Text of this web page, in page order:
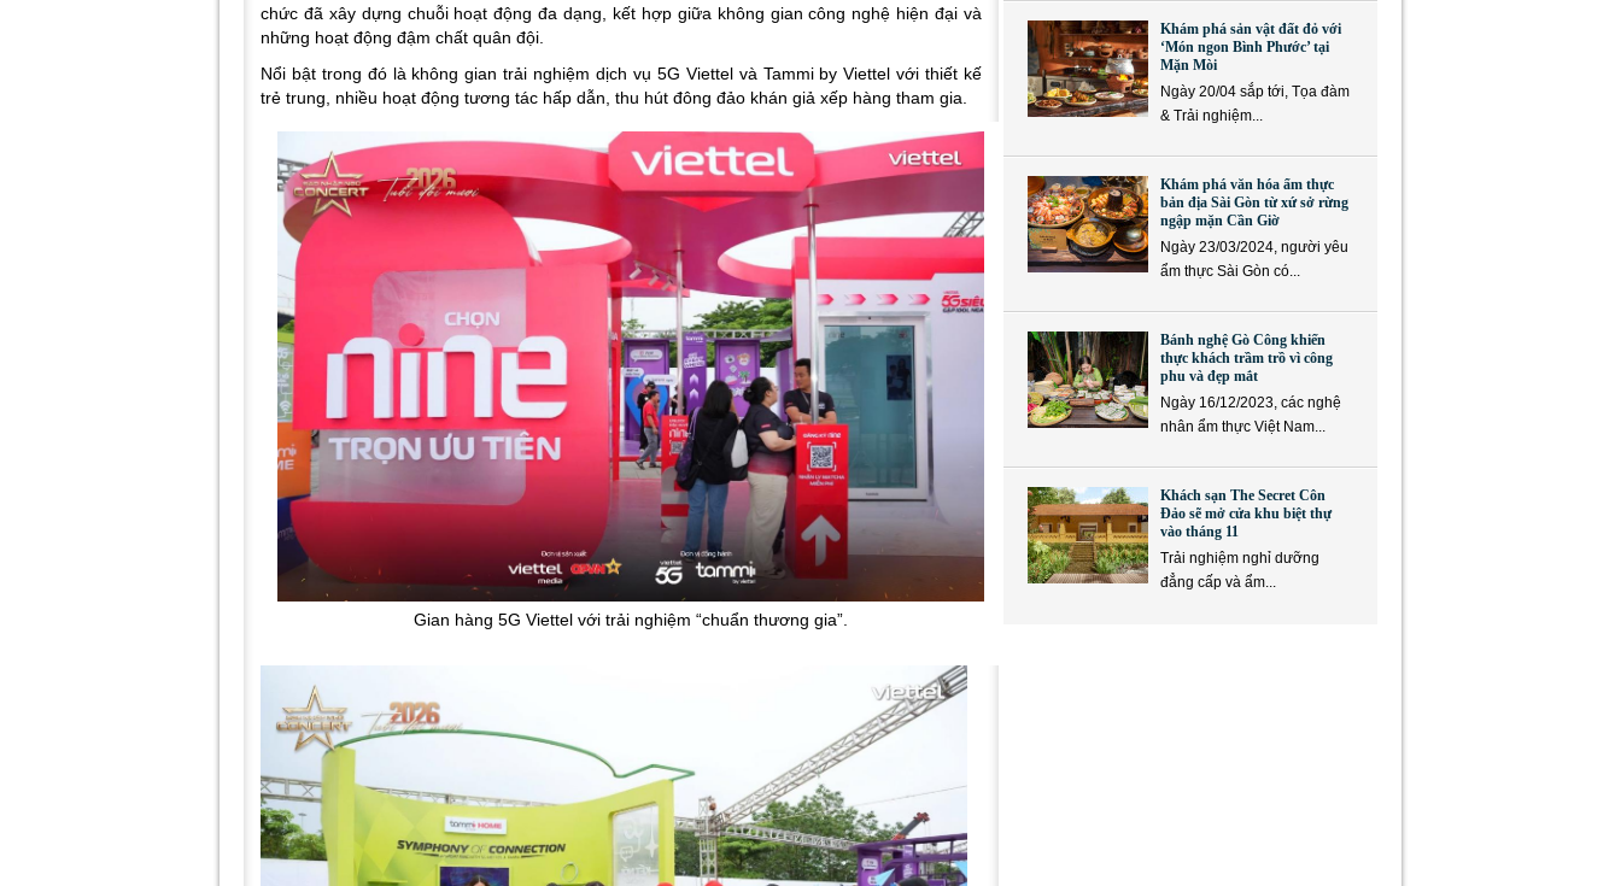
chức đã xây dựng chuỗi hoạt động đa dạng, kết hợp giữa không gian công nghệ hiện đại và
những hoạt động đậm chất quân đội.
Nổi bật trong đó là không gian trải nghiệm dịch vụ 5G Viettel và Tammi by Viettel với thiết kế
trẻ trung, nhiều hoạt động tương tác hấp dẫn, thu hút đông đảo khán giả xếp hàng tham gia.
Gian hàng 5G Viettel với trải nghiệm “chuẩn thương gia”.
Khám phá sản vật đất đỏ với
‘Món ngon Bình Phước’ tại
Mặn Mòi
Ngày 20/04 sắp tới, Tọa đàm
& Trải nghiệm...
Khám phá văn hóa ẩm thực
bản địa Sài Gòn từ xứ sở rừng
ngập mặn Cần Giờ
Ngày 23/03/2024, người yêu
ẩm thực Sài Gòn có...
Bánh nghệ Gò Công khiến
thực khách trầm trồ vì công
phu và đẹp mắt
Ngày 16/12/2023, các nghệ
nhân ẩm thực Việt Nam...
Khách sạn The Secret Côn
Đảo sẽ mở cửa khu biệt thự
vào tháng 11
Trải nghiệm nghỉ dưỡng
đẳng cấp và ẩm...